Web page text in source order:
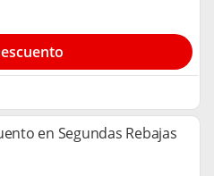
en Segundas Rebajas